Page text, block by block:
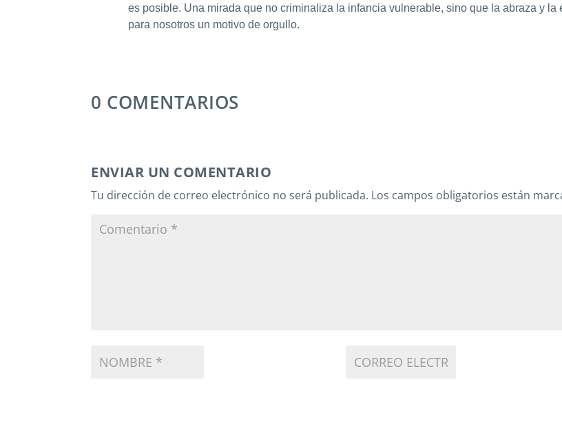
es posible. Una mirada que no criminaliza la infancia vulnerable, sino que la abraza y la
para nosotros un motivo de orgullo.
0 COMENTARIOS
ENVIAR UN COMENTARIO
Tu dirección de correo electrónico no será publicada. Los campos obligatorios están